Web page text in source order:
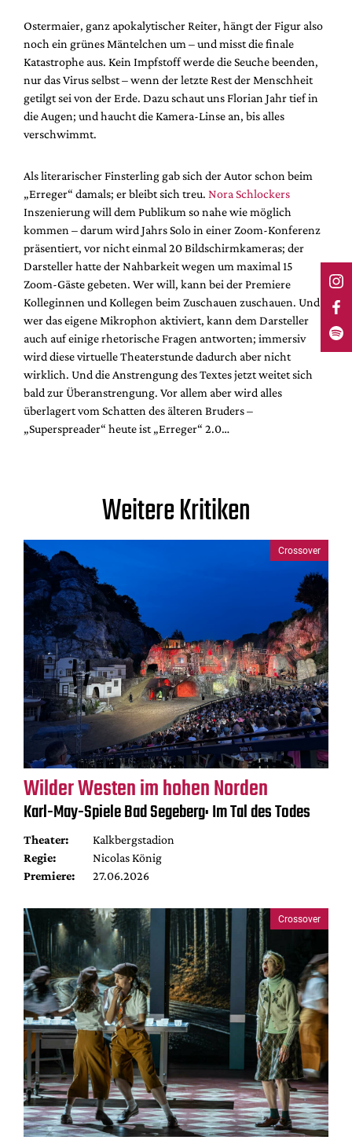
Ostermaier, ganz apokalytischer Reiter, hängt der Figur also
noch ein grünes Mäntelchen um – und misst die finale
Katastrophe aus. Kein Impfstoff werde die Seuche beenden,
nur das Virus selbst – wenn der letzte Rest der Menschheit
getilgt sei von der Erde. Dazu schaut uns Florian Jahr tief in
die Augen; und haucht die Kamera-Linse an, bis alles
verschwimmt.
Als literarischer Finsterling gab sich der Autor schon beim
„Erreger“ damals; er bleibt sich treu. Nora Schlockers
Inszenierung will dem Publikum so nahe wie möglich
kommen – darum wird Jahrs Solo in einer Zoom-Konferenz
präsentiert, vor nicht einmal 20 Bildschirmkameras; der
Darsteller hatte der Nahbarkeit wegen um maximal 15
Zoom-Gäste gebeten. Wer will, kann bei der Premiere
Kolleginnen und Kollegen beim Zuschauen zuschauen. Und
wer das eigene Mikrophon aktiviert, kann dem Darsteller
auch auf einige rhetorische Fragen antworten; immersiv
wird diese virtuelle Theaterstunde dadurch aber nicht
wirklich. Und die Anstrengung des Textes jetzt weitet sich
bald zur Überanstrengung. Vor allem aber wird alles
überlagert vom Schatten des älteren Bruders –
„Superspreader“ heute ist „Erreger“ 2.0…
Weitere Kritiken
Crossover
Wilder Westen im hohen Norden
Karl-May-Spiele Bad Segeberg: Im Tal des Todes
Theater:
Kalkbergstadion
Regie:
Nicolas König
Premiere:
27.06.2026
Crossover